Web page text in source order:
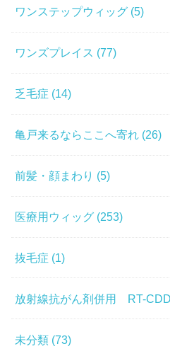
ワンステップウィッグ (5)
ワンズプレイス (77)
乏毛症 (14)
亀戸来るならここへ寄れ (26)
前髪・顔まわり (5)
医療用ウィッグ (253)
抜毛症 (1)
放射線抗がん剤併用 RT-
未分類 (73)